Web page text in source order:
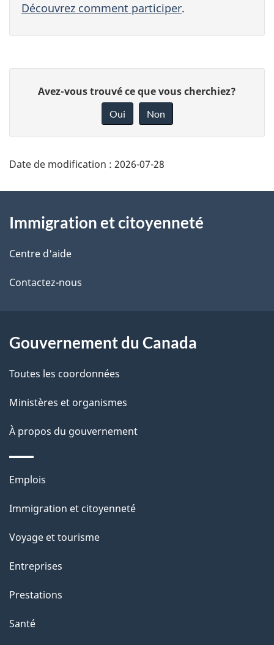
Découvrez comment participer.
e
o
r
e
t
r
o
c
t
n
s
r
c
t
t
Avez-vous trouvé ce que vous cherchiez?
Oui Non
Date de modification : 2026-07-28
propos
de
ce
Immigration et citoyenneté
Centre d'aide
Contactez-nous
Gouvernement du Canada
Toutes les coordonnées
Ministères et organismes
À propos du gouvernement
Thèmes
sujets
Emplois
Immigration et citoyenneté
Voyage et tourisme
Entreprises
Prestations
Santé